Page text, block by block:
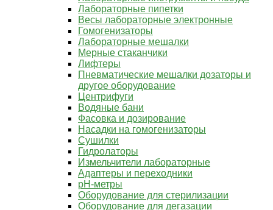
Лабораторные пипетки
Весы лабораторные электронные
Гомогенизаторы
Лабораторные мешалки
Мерные стаканчики
Лифтеры
Пневматические мешалки дозаторы и
другое оборудование
Центрифуги
Водяные бани
Фасовка и дозирование
Насадки на гомогенизаторы
Сушилки
Гидролаторы
Измельчители лабораторные
Адаптеры и переходники
pH-метры
Оборудование для стерилизации
Оборудование для дегазации